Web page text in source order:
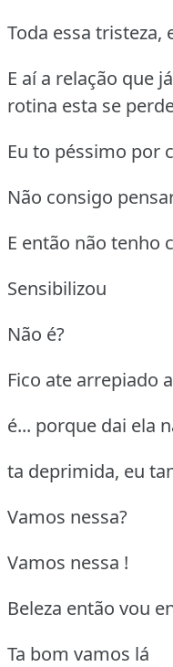
Toda essa tristeza,
E aí a relação que
rotina esta se
Eu to péssimo por
Não consigo
E então não tenho
Sensibilizou
Não é?
Fico ate arrepiado
é... porque dai ela
ta deprimida, eu
Vamos nessa?
Vamos nessa !
Beleza então vou
Ta bom vamos lá